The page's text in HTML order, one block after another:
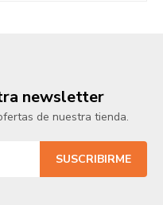
newsletter
de nuestra tienda.
SUSCRIBIRME